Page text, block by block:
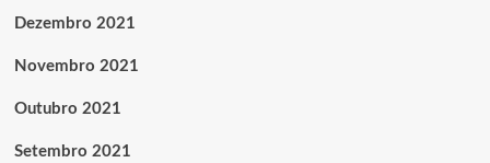
Dezembro 2021
Novembro 2021
Outubro 2021
Setembro 2021